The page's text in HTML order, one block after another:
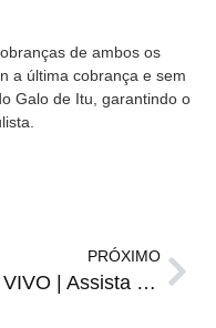
de ambos os
a última cobrança e sem
Galo de Itu, garantindo o
PRÓXIMO
AO VIVO | Assista o Cafezinho, Esporte e Notícias de quarta, 18 de janeiro